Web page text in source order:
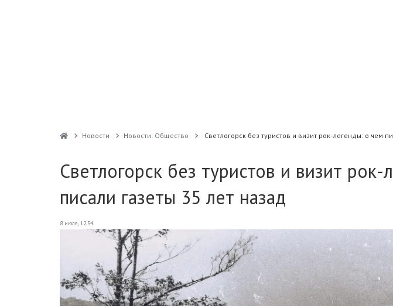
Новости Новости: Общество Светлогорск без туристов и визит рок-легенды: о чем
Светлогорск без туристов и визит
писали газеты 35 лет назад
8 июля, 12:54